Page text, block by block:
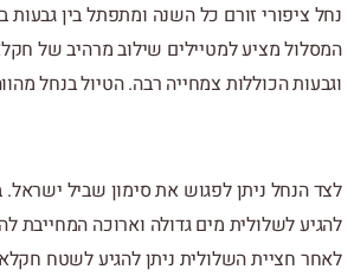
נחל ציפורי זורם כל השנה ומתפתל בין גבעות
המסלול מציע למטיילים שילוב מרהיב של
וגבעות הכוללות צמחייה רבה. הטיול בנחל
לצד הנחל ניתן לפגוש את סימון שביל ישראל.
להגיע לשלולית מים גדולה וארוכה המחייבת
לאחר חציית השלולית ניתן להגיע לשטח